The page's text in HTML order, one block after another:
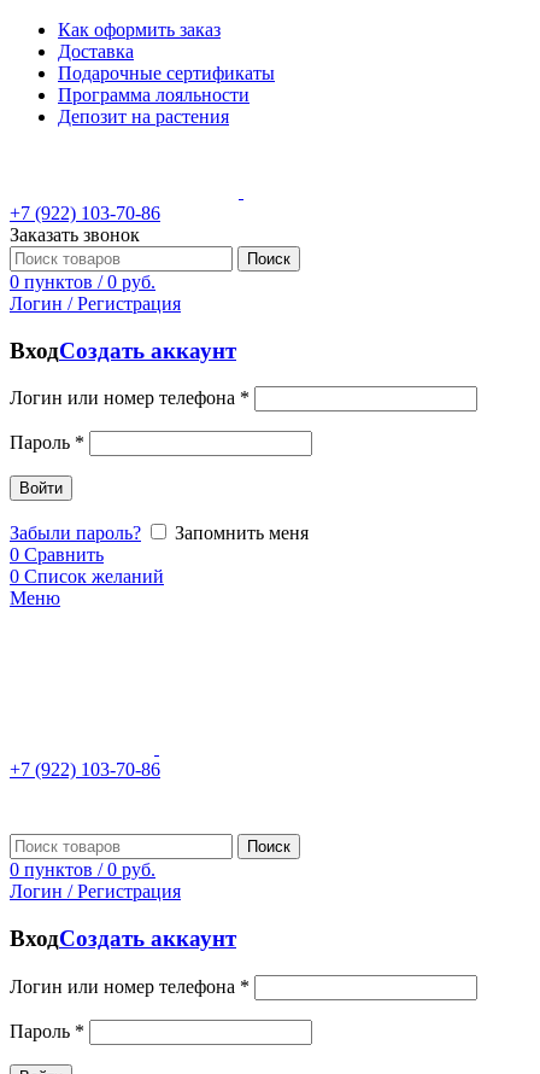
Как оформить заказ
Доставка
Подарочные сертификаты
Программа лояльности
Депозит на растения
+7 (922) 103-70-86
Заказать звонок
Поиск
0 пунктов / 0 руб.
Логин / Регистрация
ВходСоздать аккаунт
Логин или номер телефона *
Пароль *
Войти
Забыли пароль?
Запомнить меня
0 Сравнить
0 Список желаний
Меню
+7 (922) 103-70-86
Поиск
0 пунктов / 0 руб.
Логин / Регистрация
ВходСоздать аккаунт
Логин или номер телефона *
Пароль *